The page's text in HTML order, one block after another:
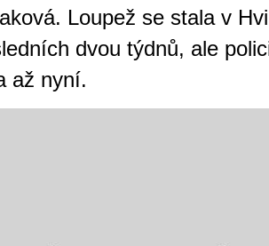
Loupež se stala v
dvou týdnů, ale
až nyní.
kasinové hry. V
širokou nabídku her
jak pro pravidelné
V...